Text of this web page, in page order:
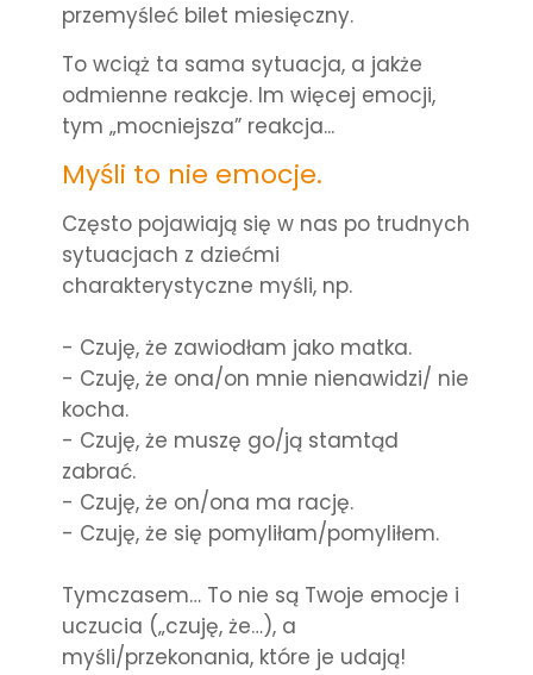
przemyśleć bilet miesięczny.
To wciąż ta sama sytuacja, a jakże
odmienne reakcje. Im więcej emocji,
tym „mocniejsza” reakcja...
Myśli to nie emocje.
Często pojawiają się w nas po trudnych
sytuacjach z dziećmi
charakterystyczne myśli, np.
- Czuję, że zawiodłam jako matka.
- Czuję, że ona/on mnie nienawidzi/ nie
kocha.
- Czuję, że muszę go/ją stamtąd
zabrać.
- Czuję, że on/ona ma rację.
- Czuję, że się pomyliłam/pomyliłem.
Tymczasem… To nie są Twoje emocje i
uczucia („czuję, że…), a
myśli/przekonania, które je udają!